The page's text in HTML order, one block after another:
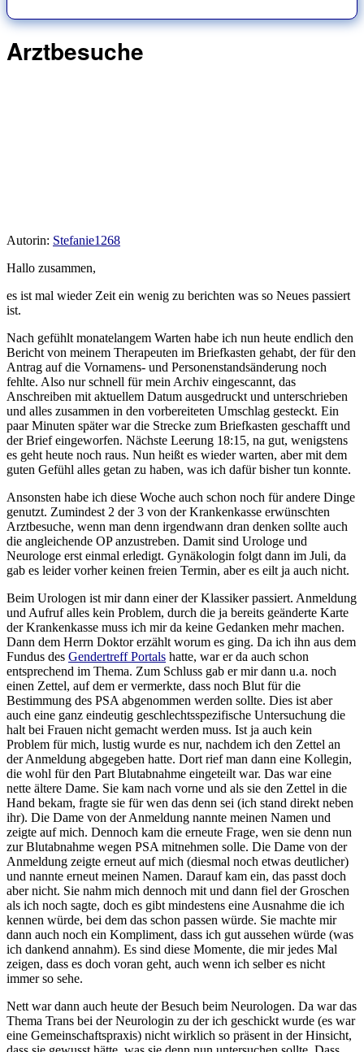
Arztbesuche
Autorin: Stefanie1268
Hallo zusammen,
es ist mal wieder Zeit ein wenig zu berichten was so Neues passiert
ist.
Nach gefühlt monatelangem Warten habe ich nun heute endlich den
Bericht von meinem Therapeuten im Briefkasten gehabt, der für den
Antrag auf die Vornamens- und Personenstandsänderung noch
fehlte. Also nur schnell für mein Archiv eingescannt, das
Anschreiben mit aktuellem Datum ausgedruckt und unterschrieben
und alles zusammen in den vorbereiteten Umschlag gesteckt. Ein
paar Minuten später war die Strecke zum Briefkasten geschafft und
der Brief eingeworfen. Nächste Leerung 18:15, na gut, wenigstens
es geht heute noch raus. Nun heißt es wieder warten, aber mit dem
guten Gefühl alles getan zu haben, was ich dafür bisher tun konnte.
Ansonsten habe ich diese Woche auch schon noch für andere Dinge
genutzt. Zumindest 2 der 3 von der Krankenkasse erwünschten
Arztbesuche, wenn man denn irgendwann dran denken sollte auch
die angleichende OP anzustreben. Damit sind Urologe und
Neurologe erst einmal erledigt. Gynäkologin folgt dann im Juli, da
gab es leider vorher keinen freien Termin, aber es eilt ja auch nicht.
Beim Urologen ist mir dann einer der Klassiker passiert. Anmeldung
und Aufruf alles kein Problem, durch die ja bereits geänderte Karte
der Krankenkasse muss ich mir da keine Gedanken mehr machen.
Dann dem Herrn Doktor erzählt worum es ging. Da ich ihn aus dem
Fundus des Gendertreff Portals hatte, war er da auch schon
entsprechend im Thema. Zum Schluss gab er mir dann u.a. noch
einen Zettel, auf dem er vermerkte, dass noch Blut für die
Bestimmung des PSA abgenommen werden sollte. Dies ist aber
auch eine ganz eindeutig geschlechtsspezifische Untersuchung die
halt bei Frauen nicht gemacht werden muss. Ist ja auch kein
Problem für mich, lustig wurde es nur, nachdem ich den Zettel an
der Anmeldung abgegeben hatte. Dort rief man dann eine Kollegin,
die wohl für den Part Blutabnahme eingeteilt war. Das war eine
nette ältere Dame. Sie kam nach vorne und als sie den Zettel in die
Hand bekam, fragte sie für wen das denn sei (ich stand direkt neben
ihr). Die Dame von der Anmeldung nannte meinen Namen und
zeigte auf mich. Dennoch kam die erneute Frage, wen sie denn nun
zur Blutabnahme wegen PSA mitnehmen solle. Die Dame von der
Anmeldung zeigte erneut auf mich (diesmal noch etwas deutlicher)
und nannte erneut meinen Namen. Darauf kam ein, das passt doch
aber nicht. Sie nahm mich dennoch mit und dann fiel der Groschen
als ich noch sagte, doch es gibt mindestens eine Ausnahme die ich
kennen würde, bei dem das schon passen würde. Sie machte mir
dann auch noch ein Kompliment, dass ich gut aussehen würde (was
ich dankend annahm). Es sind diese Momente, die mir jedes Mal
zeigen, dass es doch voran geht, auch wenn ich selber es nicht
immer so sehe.
Nett war dann auch heute der Besuch beim Neurologen. Da war das
Thema Trans bei der Neurologin zu der ich geschickt wurde (es war
eine Gemeinschaftspraxis) nicht wirklich so präsent in der Hinsicht,